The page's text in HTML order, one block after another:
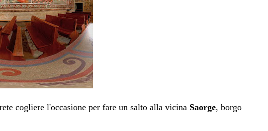
cogliere l'occasione per fare un salto alla vicina Saorge, borgo